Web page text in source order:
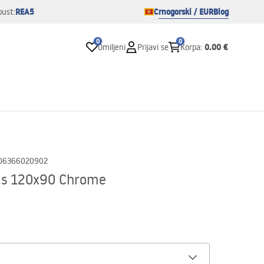
REA5 Crnogorski / EURBlog
0
Omiljeni Prijavi se
0
Korpa: 0.00 €
120x90 Chrome